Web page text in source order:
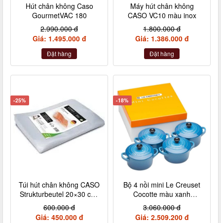
Hút chân không Caso
GourmetVAC 180
2.990.000 đ
Giá: 1.495.000 đ
Đặt hàng
Máy hút chân không
CASO VC10 màu inox
1.800.000 đ
Giá: 1.386.000 đ
Đặt hàng
-25%
Túi hút chân không CASO
Strukturbeutel 20×30 cm,
50 Stück – Made in
Germany (không hộp)
600.000 đ
Giá: 450.000 đ
-18%
Bộ 4 nồi mini Le Creuset
Cocotte màu xanh
Marseile
3.060.000 đ
Giá: 2.509.200 đ